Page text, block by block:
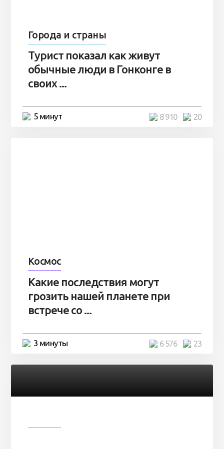
Города и страны
Турист показал как живут
обычные люди в Гонконге в
своих ...
5 минут 20
8 910
Космос
Какие последствия могут
грозить нашей планете при
встрече со ...
3 минуты 23
6 576